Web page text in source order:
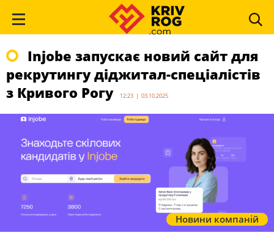
Injobe запускає новий сайт для
рекрутингу діджитал-спеціалістів
з Кривого Рогу
12:23 | 03.10.2025
Новини компаній